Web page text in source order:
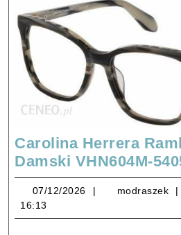
Carolina Herrera
Damski VHN604M-
07/12/2026 07/12/2026
modraszek
16:13